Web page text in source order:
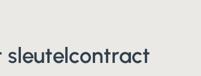
sleutelcontract